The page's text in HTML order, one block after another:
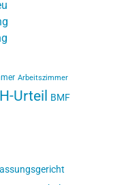
Arbeitszimmer
Urteil BMF